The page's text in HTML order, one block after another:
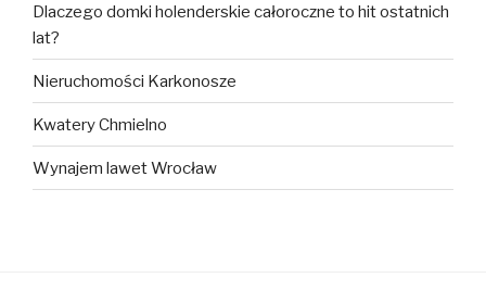
Dlaczego domki holenderskie całoroczne to hit ostatnich
lat?
Nieruchomości Karkonosze
Kwatery Chmielno
Wynajem lawet Wrocław